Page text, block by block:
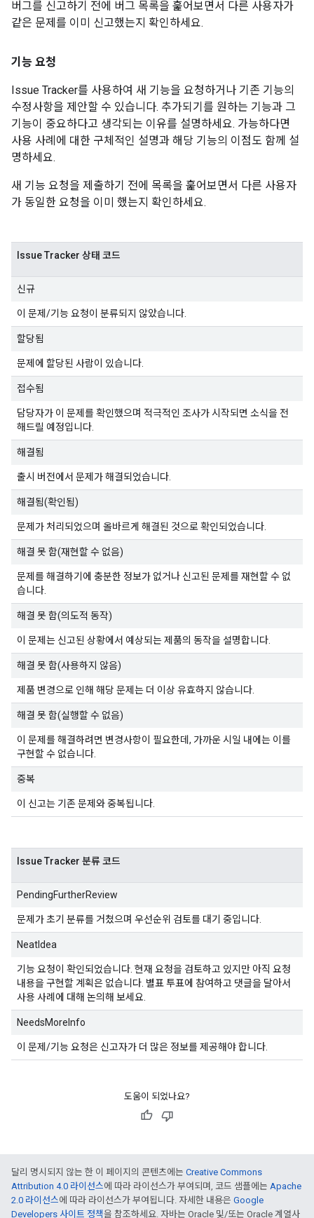
버그를 신고하기 전에 버그 목록을 훑어보면서 다른 사용자가
같은 문제를 이미 신고했는지 확인하세요.
기능 요청
Issue Tracker를 사용하여 새 기능을 요청하거나 기존 기능의
수정사항을 제안할 수 있습니다. 추가되기를 원하는 기능과 그
기능이 중요하다고 생각되는 이유를 설명하세요. 가능하다면
사용 사례에 대한 구체적인 설명과 해당 기능의 이점도 함께 설
명하세요.
새 기능 요청을 제출하기 전에 목록을 훑어보면서 다른 사용자
가 동일한 요청을 이미 했는지 확인하세요.
Issue Tracker 상태 코드
신규
이 문제/기능 요청이 분류되지 않았습니다.
할당됨
문제에 할당된 사람이 있습니다.
접수됨
담당자가 이 문제를 확인했으며 적극적인 조사가 시작되면 소식을 전
해드릴 예정입니다.
해결됨
출시 버전에서 문제가 해결되었습니다.
해결됨(확인됨)
문제가 처리되었으며 올바르게 해결된 것으로 확인되었습니다.
해결 못 함(재현할 수 없음)
문제를 해결하기에 충분한 정보가 없거나 신고된 문제를 재현할 수 없
습니다.
해결 못 함(의도적 동작)
이 문제는 신고된 상황에서 예상되는 제품의 동작을 설명합니다.
해결 못 함(사용하지 않음)
제품 변경으로 인해 해당 문제는 더 이상 유효하지 않습니다.
해결 못 함(실행할 수 없음)
이 문제를 해결하려면 변경사항이 필요한데, 가까운 시일 내에는 이를
구현할 수 없습니다.
중복
이 신고는 기존 문제와 중복됩니다.
Issue Tracker 분류 코드
PendingFurtherReview
문제가 초기 분류를 거쳤으며 우선순위 검토를 대기 중입니다.
NeatIdea
기능 요청이 확인되었습니다. 현재 요청을 검토하고 있지만 아직 요청
내용을 구현할 계획은 없습니다. 별표 투표에 참여하고 댓글을 달아서
사용 사례에 대해 논의해 보세요.
NeedsMoreInfo
이 문제/기능 요청은 신고자가 더 많은 정보를 제공해야 합니다.
도움이 되었나요?
달리 명시되지 않는 한 이 페이지의 콘텐츠에는 Creative Commons
Attribution 4.0 라이선스에 따라 라이선스가 부여되며, 코드 샘플에는 Apache
2.0 라이선스에 따라 라이선스가 부여됩니다. 자세한 내용은 Google
Developers 사이트 정책을 참조하세요. 자바는 Oracle 및/또는 Oracle 계열사